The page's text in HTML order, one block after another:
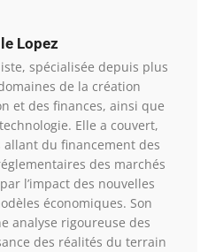
Lopez
spécialisée depuis plus
de la création
et des finances, ainsi que
Elle a couvert,
du financement des
des marchés
l’impact des nouvelles
économiques. Son
analyse rigoureuse des
des réalités du terrain